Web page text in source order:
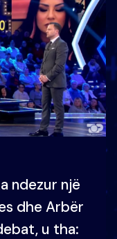
ndezur një
dhe Arbër
u tha: